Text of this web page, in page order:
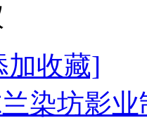
加收藏]
染坊影